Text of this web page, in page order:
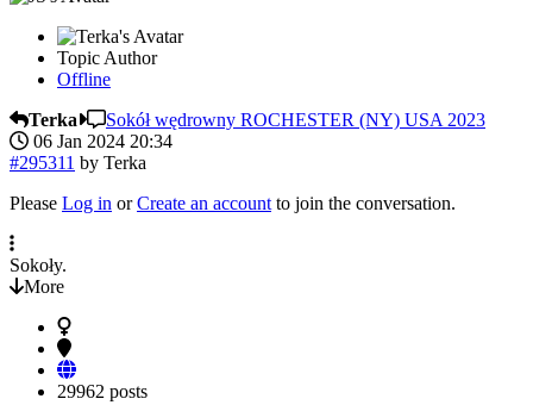
Topic Author
Offline
Terka
Sokół wędrowny ROCHESTER (NY) USA 2023
06 Jan 2024 20:34
#295311 by Terka
Please Log in orCreate an account to join the conversation.
Sokoły.
More
29962 posts